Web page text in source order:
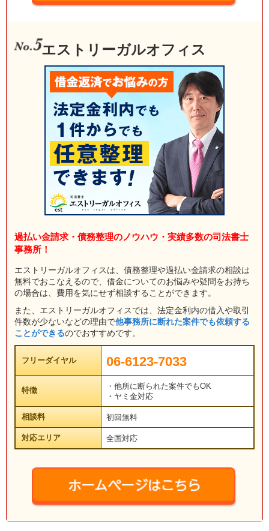
エストリーガルオフィス
過払い金請求・債務整理のノウハウ・実績多数の司法書士
事務所！
エストリーガルオフィスは、債務整理や過払い金請求の相談は
無料でおこなえるので、借金についてのお悩みや疑問をお持ち
の場合は、費用を気にせず相談することができます。
また、エストリーガルオフィスでは、法定金利内の借入や取引
件数が少ないなどの理由で他事務所に断れた案件でも依頼する
ことができるのでおすすめです。
フリーダイヤル 06-6123-7033
特徴
・他所に断られた案件でもOK
・ヤミ金対応
相談料 初回無料
対応エリア 全国対応